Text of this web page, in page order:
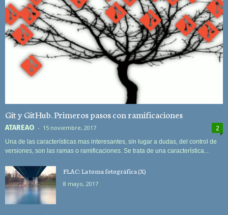
Git y GitHub. Primeros pasos con ramificaciones
ATAREAO - 15 noviembre, 2017 2
Una de las características mas interesantes, sin lugar a dudas, del control de
versiones, son las ramas o ramificaciones. Se trata de una característica...
FLAC: La toma fotográfica (X)
8 mayo, 2017